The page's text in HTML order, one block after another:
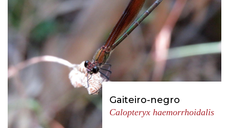
Gaiteiro-negro
Calopteryx haemorrhoidalis